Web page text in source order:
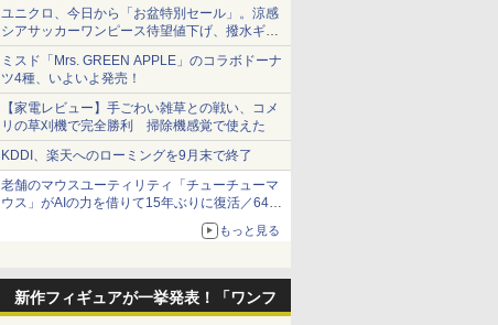
ユニクロ、今日から「お盆特別セール」。涼感
シアサッカーワンピース待望値下げ、撥水ギア
ショーツは1990円に
ミスド「Mrs. GREEN APPLE」のコラボドーナ
ツ4種、いよいよ発売！
【家電レビュー】手ごわい雑草との戦い、コメ
リの草刈機で完全勝利 掃除機感覚で使えた
KDDI、楽天へのローミングを9月末で終了
老舗のマウスユーティリティ「チューチューマ
ウス」がAIの力を借りて15年ぶりに復活／64bit
化、Windows 10/11、「Chrome」も走り回
る。復活記念で2026年末まで500円
もっと見る
新作フィギュアが一挙発表！「ワンフ